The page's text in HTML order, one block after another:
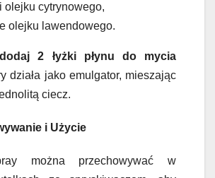
olejku cytrynowego,
olejku lawendowego.
dodaj 2 łyżki płynu do mycia
działa jako emulgator, mieszając
ciecz.
i Użycie
można przechowywać w